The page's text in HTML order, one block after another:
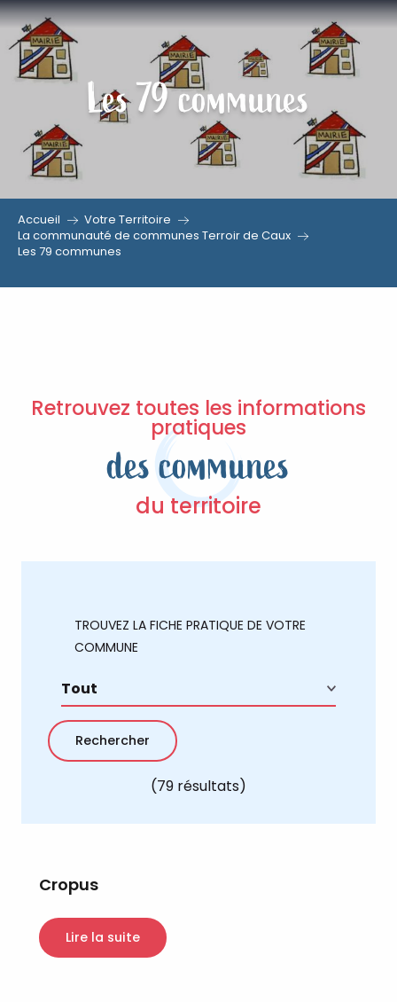
Aller
contenu
Les 79 communes
Accueil
Votre Territoire
La communauté de communes Terroir de Caux
Les 79 communes
Retrouvez toutes les informations
pratiques
des communes
du territoire
TROUVEZ LA FICHE PRATIQUE DE VOTRE
COMMUNE
(79 résultats)
Cropus
Lire la suite